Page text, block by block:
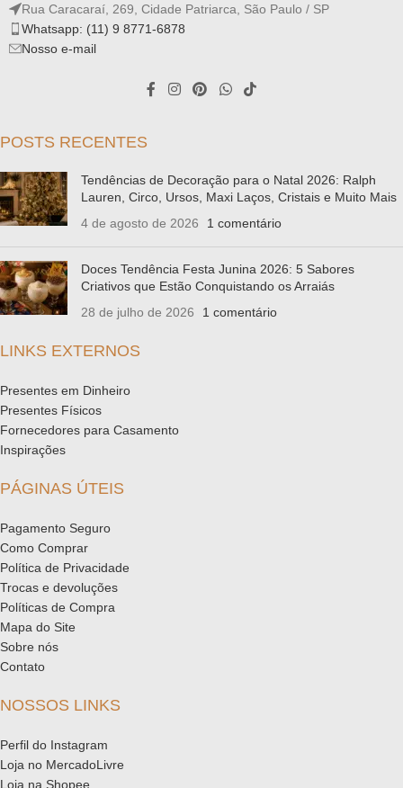
Rua Caracaraí, 269, Cidade Patriarca, São Paulo / SP
Whatsapp: (11) 9 8771-6878
Nosso e-mail
POSTS RECENTES
Tendências de Decoração para o Natal 2026: Ralph
Lauren, Circo, Ursos, Maxi Laços, Cristais e Muito Mais
4 de agosto de 2026
1 comentário
Doces Tendência Festa Junina 2026: 5 Sabores
Criativos que Estão Conquistando os Arraiás
28 de julho de 2026
1 comentário
LINKS EXTERNOS
Presentes em Dinheiro
Presentes Físicos
Fornecedores para Casamento
Inspirações
PÁGINAS ÚTEIS
Pagamento Seguro
Como Comprar
Política de Privacidade
Trocas e devoluções
Políticas de Compra
Mapa do Site
Sobre nós
Contato
NOSSOS LINKS
Perfil do Instagram
Loja no MercadoLivre
Loja na Shopee